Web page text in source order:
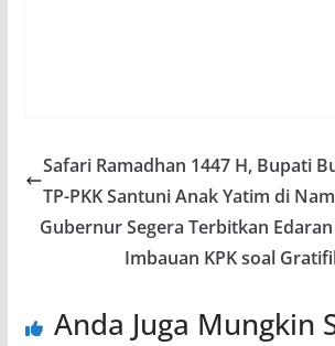
Safari Ramadhan 1447 H, Bupati
TP-PKK Santuni Anak Yatim di
Gubernur Segera Terbitkan
Imbauan KPK soal
Anda Juga Mungkin